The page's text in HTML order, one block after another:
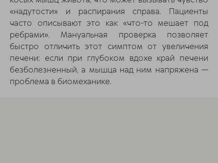
«надутости» и распирания справа. Пациенты
часто описывают это как «что-то мешает под
ребрами». Мануальная проверка позволяет
быстро отличить этот симптом от увеличения
печени: если при глубоком вдохе край печени
безболезненный, а мышца над ним напряжена —
проблема в биомеханике.